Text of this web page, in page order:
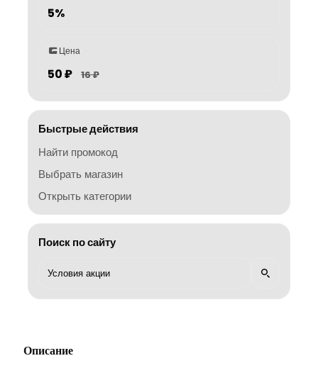
5%
Цена
50 ₽ 16 ₽
Быстрые действия
Найти промокод
Выбрать магазин
Открыть категории
Поиск по сайту
Описание